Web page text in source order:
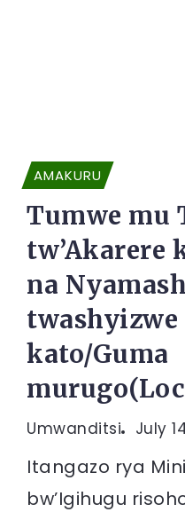
AMAKURU
Tumwe mu
tw’Akarere
na
twashyizwe
kato/Guma
Umwanditsi July
Itangazo rya
bw’Igihugu